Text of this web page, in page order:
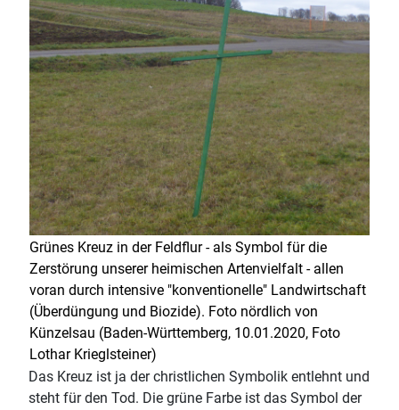
Grünes Kreuz in der Feldflur - als Symbol für die
Zerstörung unserer heimischen Artenvielfalt - allen
voran durch intensive "konventionelle" Landwirtschaft
(Überdüngung und Biozide). Foto nördlich von
Künzelsau (Baden-Württemberg, 10.01.2020, Foto
Lothar Krieglsteiner)
Das Kreuz ist ja der christlichen Symbolik entlehnt und
steht für den Tod. Die grüne Farbe ist das Symbol der